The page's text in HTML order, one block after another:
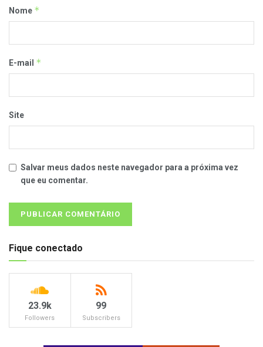
Nome *
E-mail *
Site
Salvar meus dados neste navegador para a próxima vez
que eu comentar.
Fique conectado
23.9k
Followers
99
Subscribers